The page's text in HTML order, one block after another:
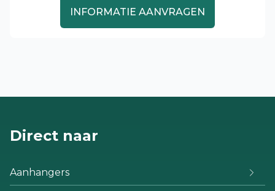
INFORMATIE AANVRAGEN
Direct naar
Aanhangers